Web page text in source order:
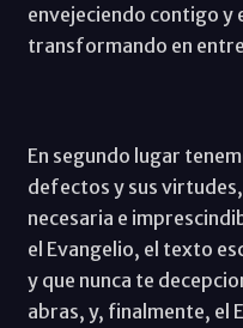
envejeciendo contigo y
transformando en
En segundo lugar
defectos y sus
necesaria e
el Evangelio, el texto
y que nunca te
abras, y, finalmente, el